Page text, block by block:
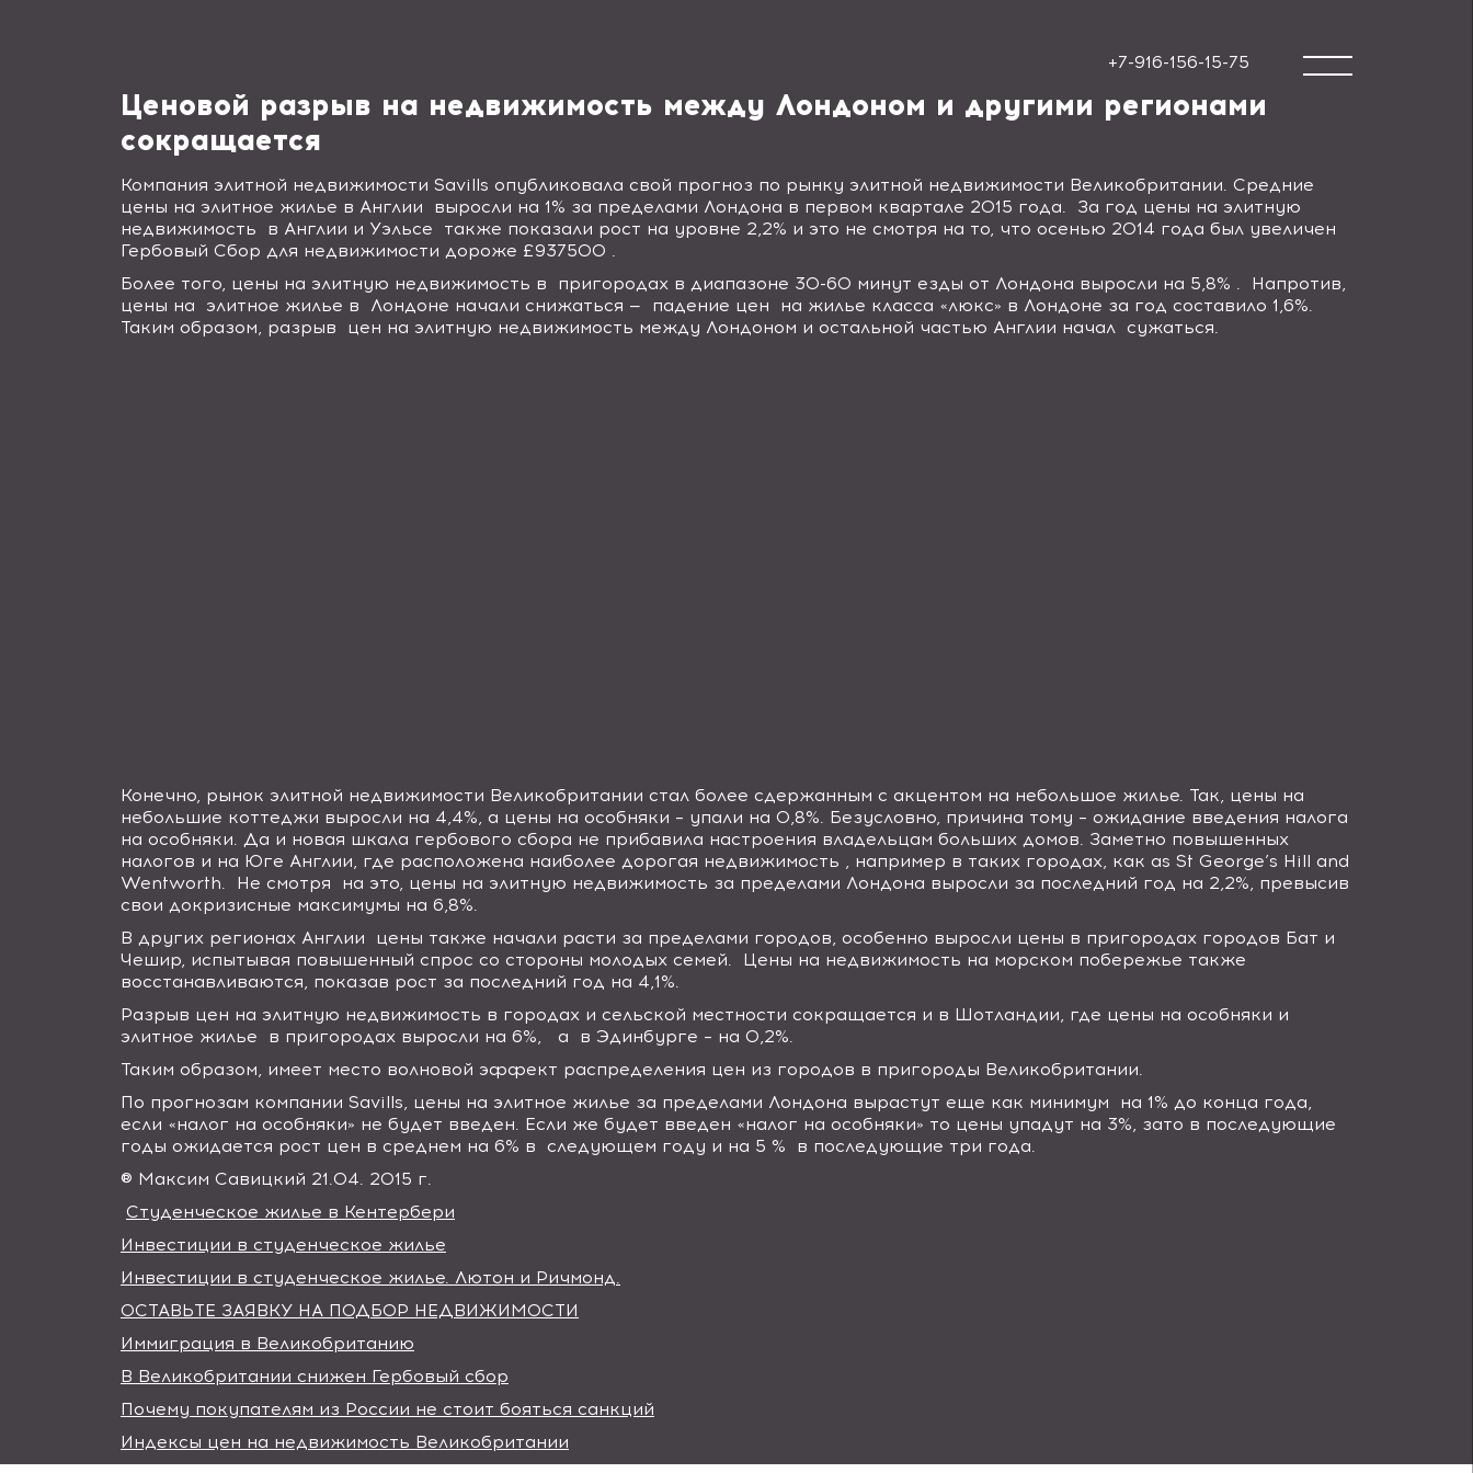
+7-916-156-15-75
Ценовой разрыв на недвижимость между Лондоном и другими регионами
сокращается
Компания элитной недвижимости Savills опубликовала свой прогноз по рынку элитной недвижимости Великобритании. Средние
цены на элитное жилье в Англии
выросли на 1% за пределами Лондона в первом квартале 2015 года.
За год цены на элитную
недвижимость
в Англии и Уэльсе
также показали рост на уровне 2,2% и это не смотря на то, что осенью 2014 года был увеличен
Гербовый Сбор для недвижимости дороже £937500 .
Более того, цены на элитную недвижимость в
пригородах в диапазоне 30-60 минут езды от Лондона выросли на 5,8% .
Напротив,
цены на
элитное жилье в Лондоне начали снижаться — падение цен
на жилье класса «люкс» в Лондоне за год составило 1,6%.
Таким образом, разрыв
цен на элитную недвижимость между Лондоном и остальной частью Англии начал сужаться.
Конечно, рынок элитной недвижимости Великобритании стал более сдержанным с акцентом на небольшое жилье. Так, цены на
небольшие коттеджи выросли на 4,4%, а цены на особняки – упали на 0,8%. Безусловно, причина тому – ожидание введения налога
на особняки. Да и новая шкала гербового сбора не прибавила настроения владельцам больших домов. Заметно повышенных
налогов и на Юге Англии, где расположена наиболее дорогая недвижимость , например в таких городах, как as St George’s Hill and
Wentworth. Не смотря
на это, цены на элитную недвижимость за пределами Лондона выросли за последний год на 2,2%, превысив
свои докризисные максимумы на 6,8%.
В других регионах Англии
цены также начали расти за пределами городов, особенно выросли цены в пригородах городов Бат и
Чешир, испытывая повышенный спрос со стороны молодых семей.
Цены на недвижимость на морском побережье также
восстанавливаются, показав рост за последний год на 4,1%.
Разрыв цен на элитную недвижимость в городах и сельской местности сокращается и в Шотландии, где цены на особняки и
элитное жилье
в пригородах выросли на 6%, а
в Эдинбурге – на 0,2%.
Таким образом, имеет место волновой эффект распределения цен из городов в пригороды Великобритании.
По прогнозам компании Sаvills, цены на элитное жилье за пределами Лондона вырастут еще как минимум
на 1% до конца года,
если «налог на особняки» не будет введен. Если же будет введен «налог на особняки» то цены упадут на 3%, зато в последующие
годы ожидается рост цен в среднем на 6% в
следующем году и на 5 %
в последующие три года.
® Максим Савицкий 21.04. 2015 г.
Студенческое жилье в Кентербери
Инвестиции в студенческое жилье
Инвестиции в студенческое жилье. Лютон и Ричмонд.
ОСТАВЬТЕ ЗАЯВКУ НА ПОДБОР НЕДВИЖИМОСТИ
Иммиграция в Великобританию
В Великобритании снижен Гербовый сбор
Почему покупателям из России не стоит бояться санкций
Индексы цен на недвижимость Великобритании